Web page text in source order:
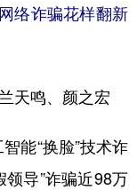
体育
政务
数字经济
络诈骗花样翻新
天鸣、颜之宏
能“换脸”技术诈
导”诈骗近98万